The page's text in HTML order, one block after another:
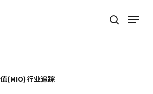
search
Menu
(MIO) 行业追踪